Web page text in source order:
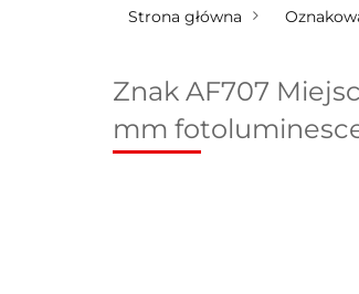
Strona główna
Znak AF707
mm